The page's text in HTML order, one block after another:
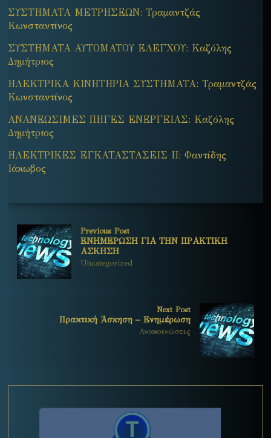
ΣΥΣΤΗΜΑΤΑ ΜΕΤΡΗΣΕΩΝ: Τραμαντζάς
Κωνσταντίνος
ΣΥΣΤΗΜΑΤΑ ΑΥΤΟΜΑΤΟΥ ΕΛΕΓΧΟΥ: Καζόλης
Δημήτριος
ΗΛΕΚΤΡΙΚΑ ΚΙΝΗΤΗΡΙΑ ΣΥΣΤΗΜΑΤΑ: Τραμαντζάς
Κωνσταντίνος
ΑΝΑΝΕΩΣΙΜΕΣ ΠΗΓΕΣ ΕΝΕΡΓΕΙΑΣ: Καζόλης
Δημήτριος
ΗΛΕΚΤΡΙΚΕΣ ΕΓΚΑΤΑΣΤΑΣΕΙΣ ΙΙ: Φαντίδης
Ιάκωβος
Previous Post
ΕΝΗΜΕΡΩΣΗ ΓΙΑ ΤΗΝ ΠΡΑΚΤΙΚΗ
ΑΣΚΗΣΗ
Uncategorized
Next Post
Πρακτική Άσκηση – Ενημέρωση
Ανακοινώσεις